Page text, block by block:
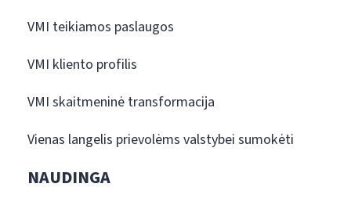
VMI teikiamos paslaugos
VMI kliento profilis
VMI skaitmeninė transformacija
Vienas langelis prievolėms valstybei sumokėti
NAUDINGA